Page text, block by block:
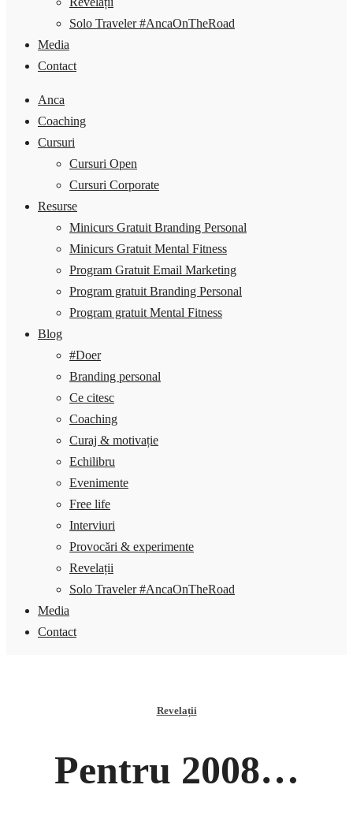
Solo Traveler #AncaOnTheRoad
Media
Contact
Anca
Coaching
Cursuri
Cursuri Open
Cursuri Corporate
Resurse
Minicurs Gratuit Branding Personal
Minicurs Gratuit Mental Fitness
Program Gratuit Email Marketing
Program gratuit Branding Personal
Program gratuit Mental Fitness
Blog
#Doer
Branding personal
Ce citesc
Coaching
Curaj & motivație
Echilibru
Evenimente
Free life
Interviuri
Provocări & experimente
Revelații
Solo Traveler #AncaOnTheRoad
Media
Contact
Revelații
Pentru 2008…